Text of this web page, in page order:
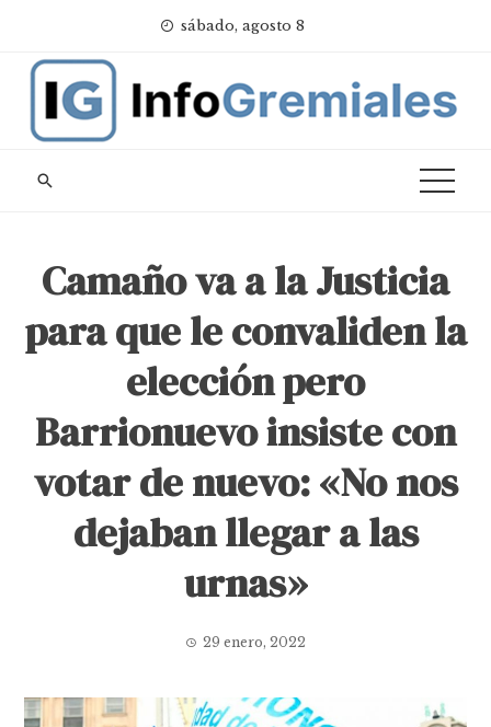
content
sábado, agosto 8
Camaño va a la Justicia
para que le convaliden la
elección pero
Barrionuevo insiste con
votar de nuevo: «No nos
dejaban llegar a las
urnas»
29 enero, 2022